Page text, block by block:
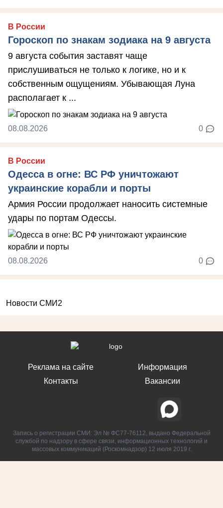
В России
Гороскоп по знакам зодиака на 9 августа
9 августа события заставят чаще
прислушиваться не только к логике, но и к
собственным ощущениям. Убывающая Луна
располагает к ...
08.08.2026 0
В России
Одесса в огне: ВС РФ уничтожают
украинские корабли и порты
Армия России продолжает наносить системные
удары по портам Одессы.
08.08.2026 0
Новости СМИ2
Реклама на сайте
Контакты
Информация
Вакансии
Запись о регистрации СМИ: Эл № ФС77-76112, выдано Федеральной
службой по надзору в сфере связи, информационных технологий и
массовых коммуникаций (Роскомнадзор) 12 июля 2019 г.